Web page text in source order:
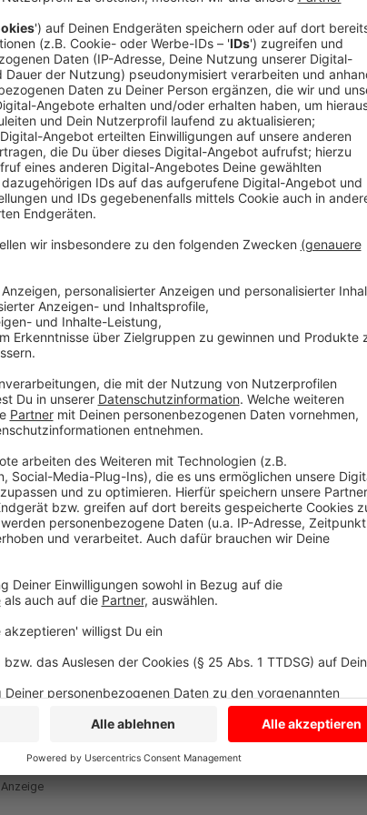
In so einem Fall ist die öffentliche Wohnraumförderung
der Gebäude, in denen die Menschen in NRW künftig
Wollen die Bewohnerinnen und Bewohner dort
den aktuellen Bedürfnissen angepasst werden. Das
Modernisierungsmaßnahmen erreicht werden: In diesem
Fördergelder in Höhe von insgesamt 100 Mio. EUR
Mio. EUR aus diesem Fördertopf zugewiesen bekommen.
Weitere Mittel sind bereits für den Fall reserviert, dass
gewachsenen, aus mehreren Straßenzügen bestehenden
aktuellen, nochmals verbesserten Förderbestimmungen
100 – 25 – 25 bringen“, erläutert Andreas Arf vom
Kreises. Diese Zahlen stehen für eine
förderfähigen Bau- und Baunebenkosten in Höhe von
Zweckbindungen (Mietpreis- und Belegungsbindung), die
Mietwohnraum ergeben, betragen in Anlehnung an die
Jahre. Bei geförderten Eigentumsmaßnahmen besteht
nutzen – bis zur vollständigen Rückzahlung des
werden in der Regel 25 Prozent Tilgungsnachlass
verwendet werden oder ein überdurchschnittlicher
sich dieser um jeweils 5 Prozent auf bis zu 35 Prozent
ersten 15 Jahre der Laufzeit zinsfrei gewährt. Danach
zum Ende der Zweckbindung. Es ist mit 2 Prozent zu
Verwaltungskostenbeitrag in Höhe von jährlich 0,5
Verwaltungsgebühr für den Kreis Coesfeld (0,4 Prozent
Förderfähig sind grundsätzlich alle baulichen
auch der Instandsetzung in und an bestehenden
Eigenheime). Für die Förderung eines Eigenheims
Ein Termin für ein ausführliches, unverbindliches und
die Modernisierung von Mietwohnungsraum mit
und für die Modernisierung im Eigentumsbereich mit
6402 vereinbart werden. Auf den Internetseiten
www.mhkbg.de/wohnenund www.nrwbank.de/
Anzeige